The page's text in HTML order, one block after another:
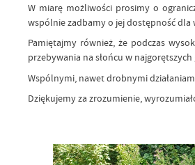
W miarę możliwości prosimy o
wspólnie zadbamy o jej dostępność dla
Pamiętajmy również, że podczas
przebywania na słońcu w
Wspólnymi, nawet drobnymi
Dziękujemy za zrozumienie,